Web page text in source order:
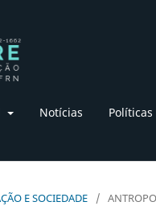
Notícias Políticas
E SOCIEDADE /